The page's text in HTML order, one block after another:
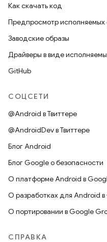
Как скачать код
Предпросмотр исполняемых
Заводские образы
Драйверы в виде
GitHub
СОЦСЕТИ
@Android в Твиттере
@AndroidDev в Твиттере
Блог Android
Блог Google о безопасности
О платформе Android в
О разработках для Android
О портировании в Google
СПРАВКА